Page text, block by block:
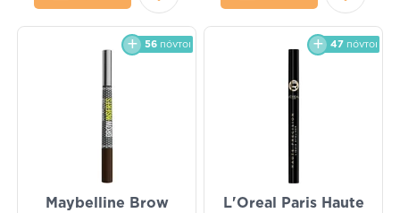
56 πόντοι
Maybelline Brow
47 πόντοι
L'Oreal Paris Haute